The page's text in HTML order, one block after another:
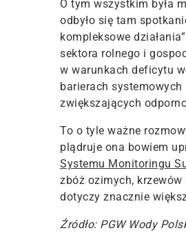
O tym wszystkim była
odbyło się tam
kompleksowe
sektora rolnego i
w warunkach deficytu
barierach
zwiększających
To o tyle ważne
plądruje ona bowiem
Systemu Monitoringu
zbóż ozimych,
dotyczy znacznie
Źródło: PGW Wody